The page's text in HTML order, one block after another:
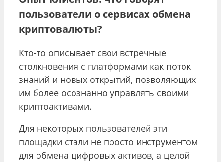
пользователи о сервисах обмена
криптовалюты?
Кто-то описывает свои встречные
столкновения с платформами как поток
знаний и новых открытий, позволяющих
им более осознанно управлять своими
криптоактивами.
Для некоторых пользователей эти
площадки стали не просто инструментом
для обмена цифровых активов, а целой